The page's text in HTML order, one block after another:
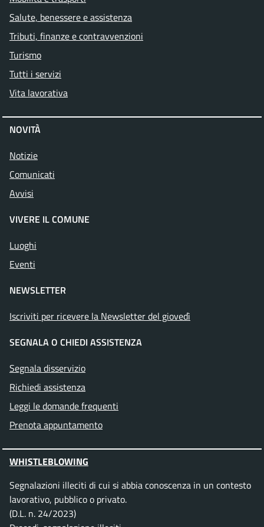
Salute, benessere e assistenza
Tributi, finanze e contravvenzioni
Turismo
Tutti i servizi
Vita lavorativa
NOVITÀ
Notizie
Comunicati
Avvisi
VIVERE IL COMUNE
Luoghi
Eventi
NEWSLETTER
Iscriviti per ricevere la Newsletter del giovedì
SEGNALA O CHIEDI ASSISTENZA
Segnala disservizio
Richiedi assistenza
Leggi le domande frequenti
Prenota appuntamento
WHISTLEBLOWING
Segnalazioni illeciti di cui si abbia conoscenza in un contesto
lavorativo, pubblico o privato.
(D.L. n. 24/2023)